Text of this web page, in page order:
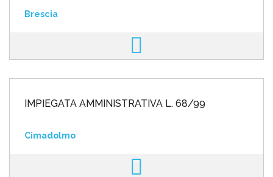
Brescia
IMPIEGATA AMMINISTRATIVA L. 68/99
Cimadolmo